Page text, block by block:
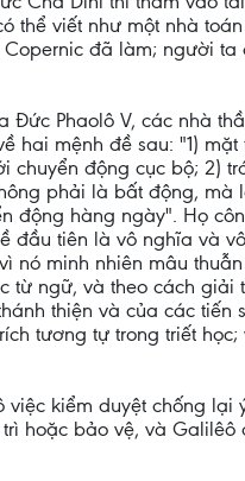
thể viết như một nhà
đã làm; người ta
Đức Phaolô V, các nhà
hai mệnh đề sau: "1)
động cục bộ; 2)
phải là bất động, mà
động hàng ngày". Họ
đầu tiên là vô nghĩa và
nó minh nhiên mâu
từ ngữ, và theo cách giải
thiện và của các tiến
tương tự trong triết
kiểm duyệt chống lại
hoặc bảo vệ, và Galilêô